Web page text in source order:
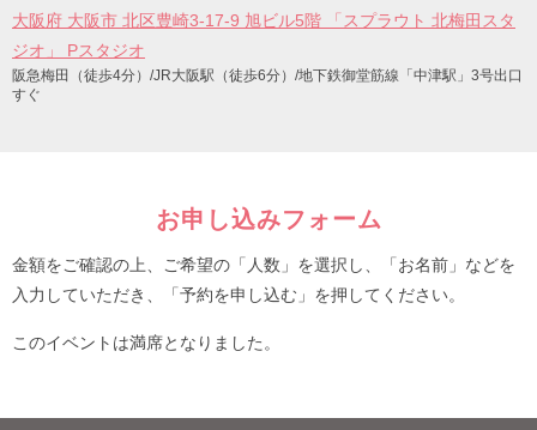
大阪府 大阪市 北区豊崎3-17-9 旭ビル5階 「スプラウト 北梅田スタ
ジオ」 Pスタジオ
阪急梅田（徒歩4分）/JR大阪駅（徒歩6分）/地下鉄御堂筋線「中津駅」3号出口
すぐ
お申し込みフォーム
金額をご確認の上、ご希望の「人数」を選択し、「お名前」などを
入力していただき、「予約を申し込む」を押してください。
このイベントは満席となりました。